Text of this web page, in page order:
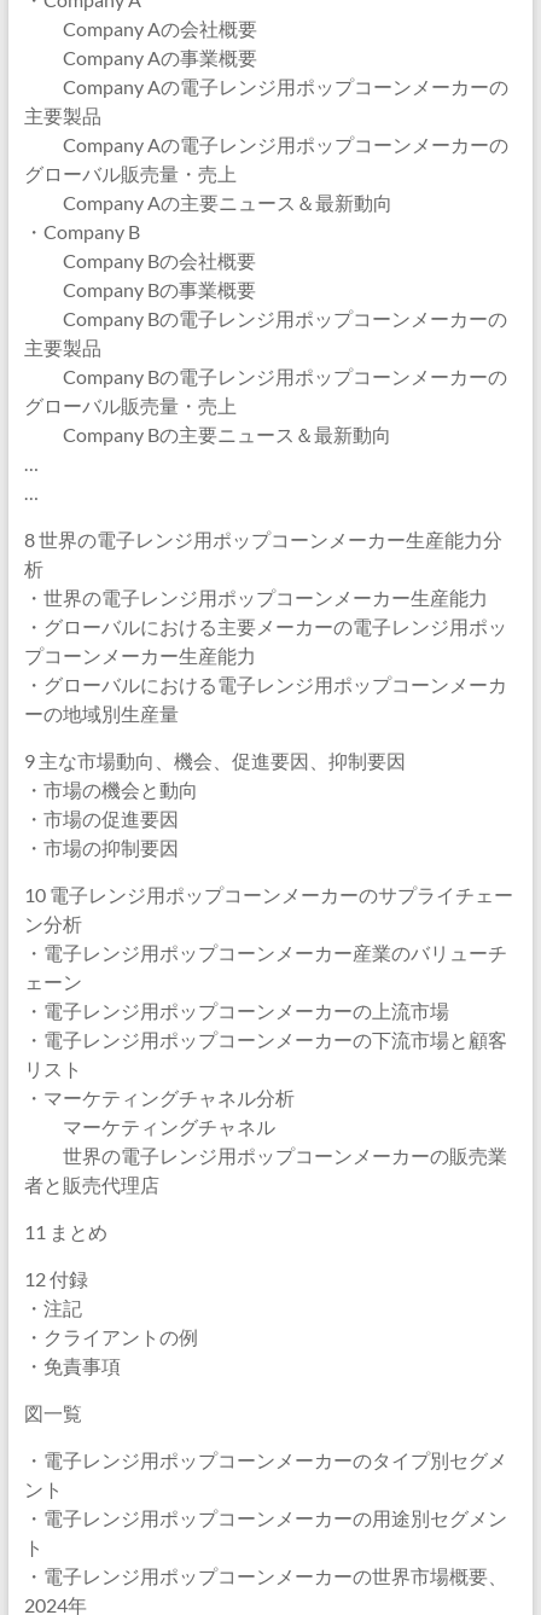
Company Aの会社概要
Company Aの事業概要
Company Aの電子レンジ用ポップコーンメーカーの
主要製品
Company Aの電子レンジ用ポップコーンメーカーの
グローバル販売量・売上
Company Aの主要ニュース＆最新動向
・Company B
Company Bの会社概要
Company Bの事業概要
Company Bの電子レンジ用ポップコーンメーカーの
主要製品
Company Bの電子レンジ用ポップコーンメーカーの
グローバル販売量・売上
Company Bの主要ニュース＆最新動向
…
…
8 世界の電子レンジ用ポップコーンメーカー生産能力分
析
・世界の電子レンジ用ポップコーンメーカー生産能力
・グローバルにおける主要メーカーの電子レンジ用ポッ
プコーンメーカー生産能力
・グローバルにおける電子レンジ用ポップコーンメーカ
ーの地域別生産量
9 主な市場動向、機会、促進要因、抑制要因
・市場の機会と動向
・市場の促進要因
・市場の抑制要因
10 電子レンジ用ポップコーンメーカーのサプライチェー
ン分析
・電子レンジ用ポップコーンメーカー産業のバリューチ
ェーン
・電子レンジ用ポップコーンメーカーの上流市場
・電子レンジ用ポップコーンメーカーの下流市場と顧客
リスト
・マーケティングチャネル分析
マーケティングチャネル
世界の電子レンジ用ポップコーンメーカーの販売業
者と販売代理店
11 まとめ
12 付録
・注記
・クライアントの例
・免責事項
図一覧
・電子レンジ用ポップコーンメーカーのタイプ別セグメ
ント
・電子レンジ用ポップコーンメーカーの用途別セグメン
ト
・電子レンジ用ポップコーンメーカーの世界市場概要、
2024年